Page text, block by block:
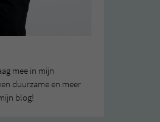
mee in mijn
duurzame en meer
blog!